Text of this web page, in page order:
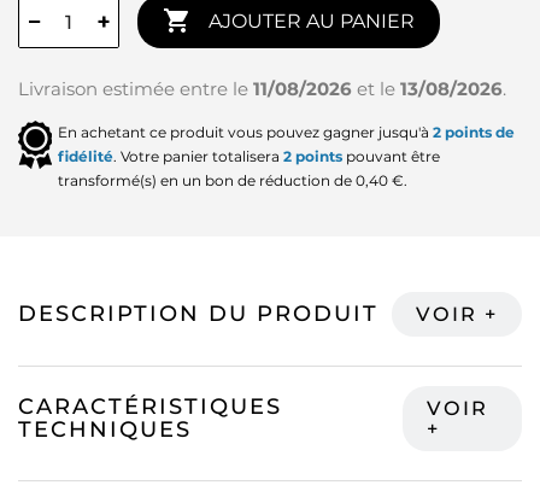
− +  AJOUTER AU PANIER
Livraison estimée entre le 11/08/2026 et le 13/08/2026.
En achetant ce produit vous pouvez gagner jusqu'à 2 points de
fidélité. Votre panier totalisera 2 points pouvant être
transformé(s) en un bon de réduction de 0,40 €.
DESCRIPTION DU PRODUIT
CARACTÉRISTIQUES
TECHNIQUES